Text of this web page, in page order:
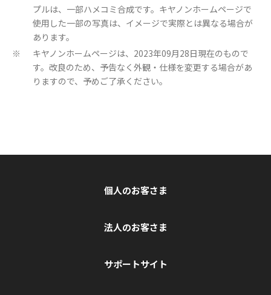
プルは、一部ハメコミ合成です。キヤノンホームページで
使用した一部の写真は、イメージで実際とは異なる場合が
あります。
※
キヤノンホームページは、2023年09月28日現在のもので
す。改良のため、予告なく外観・仕様を変更する場合があ
りますので、予めご了承ください。
個人のお客さま
法人のお客さま
サポートサイト